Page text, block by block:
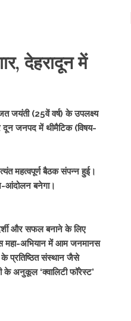
देहरादून में
जयंती (25वें वर्ष) के उपलक्ष्य
दून जनपद में थीमैटिक (विषय-
महत्वपूर्ण बैठक संपन्न हुई।
आंदोलन बनेगा।
और सफल बनाने के लिए
महा-अभियान में आम जनमानस
के प्रतिष्ठित संस्थान जैसे
के अनुकूल ‘क्वालिटी फॉरेस्ट’